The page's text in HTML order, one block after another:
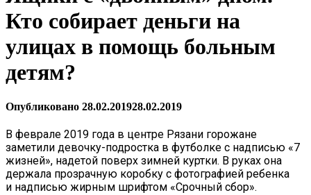
Кто собирает деньги на
улицах в помощь больным
детям?
Опубликовано 28.02.201928.02.2019
В феврале 2019 года в центре Рязани горожане
заметили девочку-подростка в футболке с надписью «7
жизней», надетой поверх зимней куртки. В руках она
держала прозрачную коробку с фотографией ребенка
и надписью жирным шрифтом «Срочный сбор».